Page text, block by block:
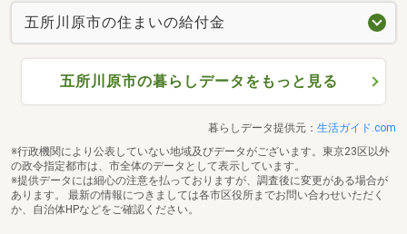
五所川原市の住まいの給付金
五所川原市の暮らしデータをもっと見る
暮らしデータ提供元： 生活ガイド.com
※行政機関により公表していない地域及びデータがございます。東京23区以外
の政令指定都市は、市全体のデータとして表示しています。
※提供データには細心の注意を払っておりますが、調査後に変更がある場合が
あります。 最新の情報につきましては各市区役所までお問い合わせいただく
か、自治体HPなどをご確認ください。